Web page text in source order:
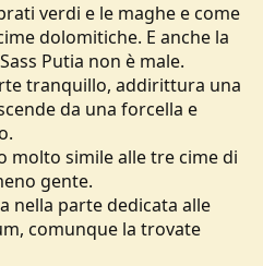
verdi e le maghe e come
dolomitiche. E anche la
Putia non è male.
tranquillo, addirittura una
da una forcella e
molto simile alle tre cime di
gente.
nella parte dedicata alle
comunque la trovate